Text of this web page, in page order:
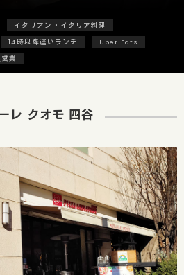
イタリアン・イタリア料理
14時以降遅いランチ
Uber Eats
業
レ クオモ 四谷